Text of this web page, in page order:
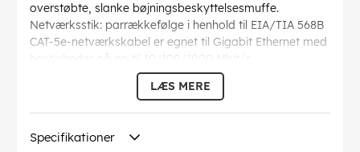
overstøbte, slanke bøjningsbeskyttelsesmuffe.
Netværksstik: parrækkefølge i henhold til EIA/TIA 568B
CAT-5e-netværkskabel er egnet til Gigabit Ethernet med
hastigheder på op til 10/100/1000 Mbit/s
: 27/7 (stranded)
: 36.8 mm
Specifikation: CAT 5e
Afskærmning klasse
LÆS MERE
Specifikationer